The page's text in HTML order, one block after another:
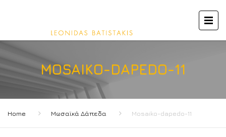
MOSAIKO-DAPEDO-11
Home Μωσαϊκά Δάπεδα Mosaiko-dapedo-11